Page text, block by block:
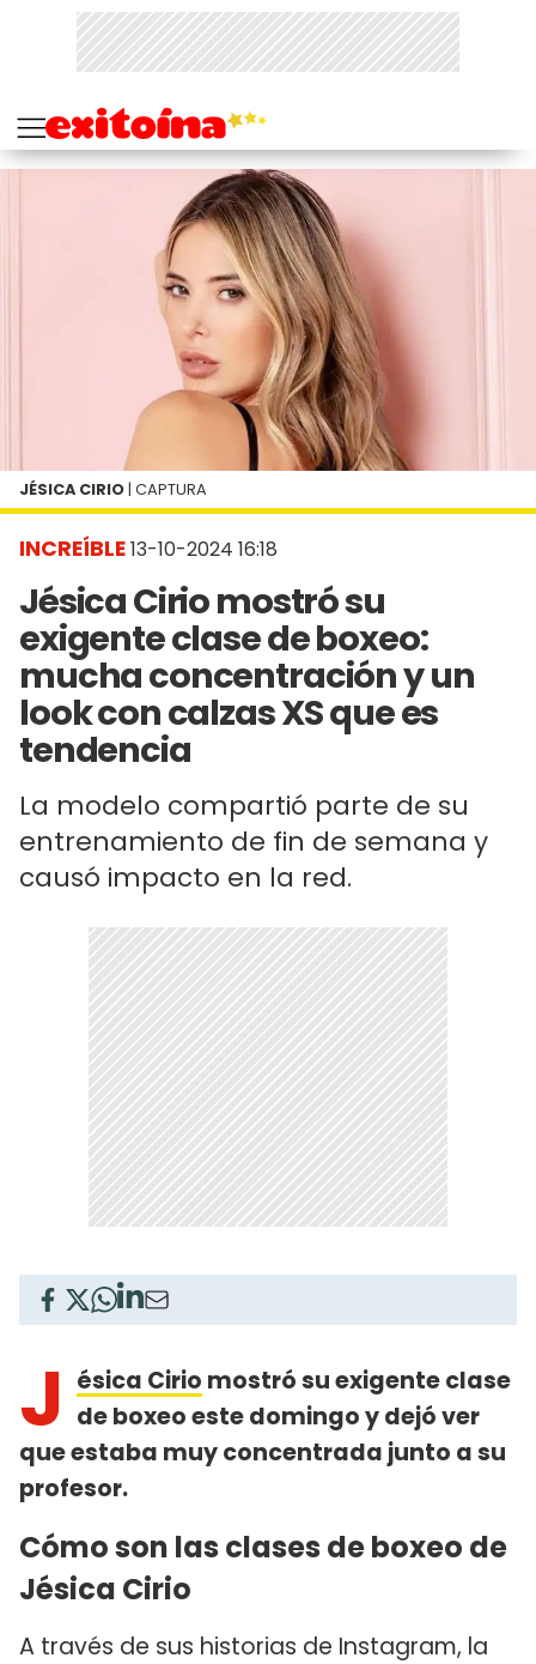
INCREÍBLE13-10-2024 16:18
Jésica Cirio mostró su
exigente clase de boxeo:
mucha concentración y un
look con calzas XS que es
tendencia
La modelo compartió parte de su
entrenamiento de fin de semana y
causó impacto en la red.
JÉSICA CIRIO | CAPTURA
J ésica Cirio mostró su exigente clase
de boxeo este domingo y dejó ver
que estaba muy concentrada junto a su
profesor.
Cómo son las clases de boxeo de
Jésica Cirio
A través de sus historias de Instagram, la